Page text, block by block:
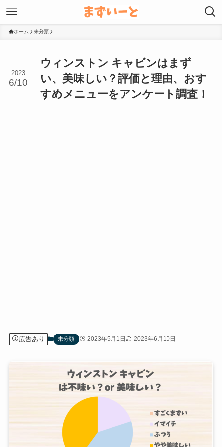
ホーム 未分類
ウィンストン キャビンはまず
い、美味しい？評価と理由、おす
すめメニューをアンケート調査！
2023
6/10
広告あり 未分類 2023年5月1日 2023年6月10日